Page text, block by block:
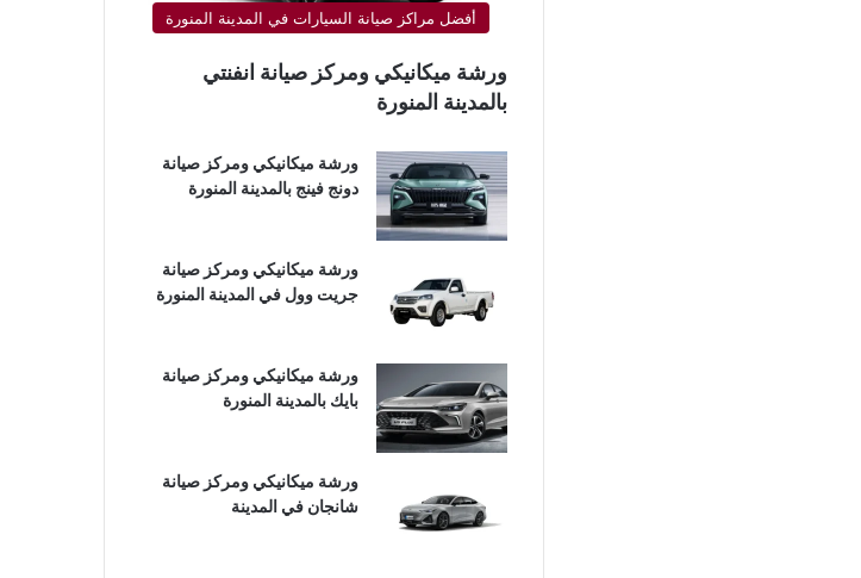
أفضل مراكز صيانة السيارات في المدينة المنورة
ورشة ميكانيكي ومركز صيانة انفنتي
بالمدينة المنورة
ورشة ميكانيكي ومركز صيانة
دونج فينج بالمدينة المنورة
ورشة ميكانيكي ومركز صيانة
جريت وول في المدينة المنورة
ورشة ميكانيكي ومركز صيانة
بايك بالمدينة المنورة
ورشة ميكانيكي ومركز صيانة
شانجان في المدينة